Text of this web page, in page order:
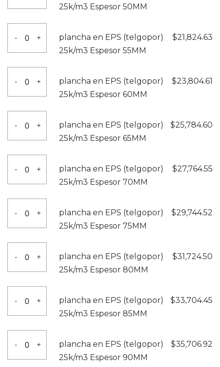
Espesor
45MM
cantidad
EPS
(telgopor)
25k/m3
Espesor
50MM
cantidad
25k/m3 Espesor 50MM
-
EPS
(telgopor)
25k/m3
Espesor
55MM
cantidad
+
plancha en EPS (telgopor)
25k/m3 Espesor 55MM
$21,824.63
-
EPS
(telgopor)
25k/m3
Espesor
60MM
cantidad
+
plancha en EPS (telgopor)
25k/m3 Espesor 60MM
$23,804.61
-
EPS
(telgopor)
25k/m3
Espesor
65MM
cantidad
+
plancha en EPS (telgopor)
25k/m3 Espesor 65MM
$25,784.60
-
EPS
(telgopor)
25k/m3
Espesor
70MM
cantidad
+
plancha en EPS (telgopor)
25k/m3 Espesor 70MM
$27,764.55
-
EPS
(telgopor)
25k/m3
Espesor
75MM
cantidad
+
plancha en EPS (telgopor)
25k/m3 Espesor 75MM
$29,744.52
-
EPS
(telgopor)
25k/m3
Espesor
80MM
cantidad
+
plancha en EPS (telgopor)
25k/m3 Espesor 80MM
$31,724.50
-
EPS
(telgopor)
25k/m3
Espesor
+
plancha en EPS (telgopor)
25k/m3 Espesor 85MM
$33,704.45
-
EPS
+
plancha en EPS (telgopor)
25k/m3 Espesor 90MM
$35,706.92